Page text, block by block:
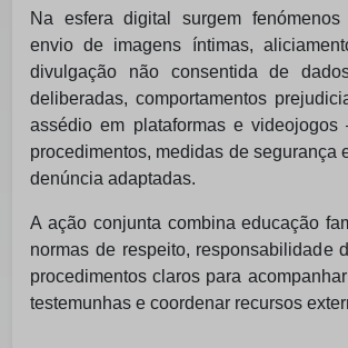
Na esfera digital surgem
envio de imagens íntimas,
divulgação não consentida de
deliberadas, comportamentos
assédio em plataformas e
procedimentos, medidas de segurança
denúncia adaptadas.
A ação conjunta combina educação
normas de respeito, responsabilidade
procedimentos claros para
testemunhas e coordenar recursos